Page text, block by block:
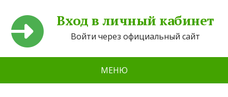
Вход в личный кабинет
Войти через официальный сайт
МЕНЮ